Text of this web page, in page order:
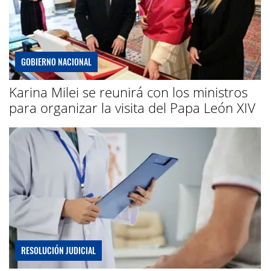
GOBIERNO NACIONAL
Karina Milei se reunirá con los ministros
para organizar la visita del Papa León XIV
RESOLUCIÓN JUDICIAL